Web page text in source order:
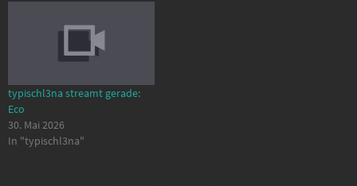
typischl3na streamt gerade:
Eco
30. Mai 2026
In "typischl3na"